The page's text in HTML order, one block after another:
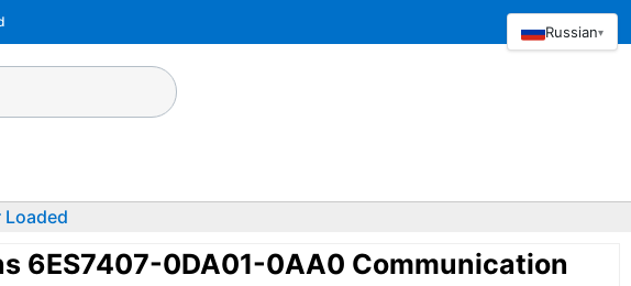
Loaded
6ES7407-0DA01-0AA0 Communication
Russian▾